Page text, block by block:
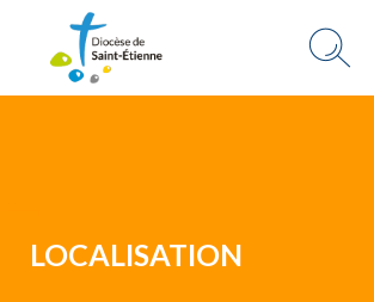
LOCALISATION